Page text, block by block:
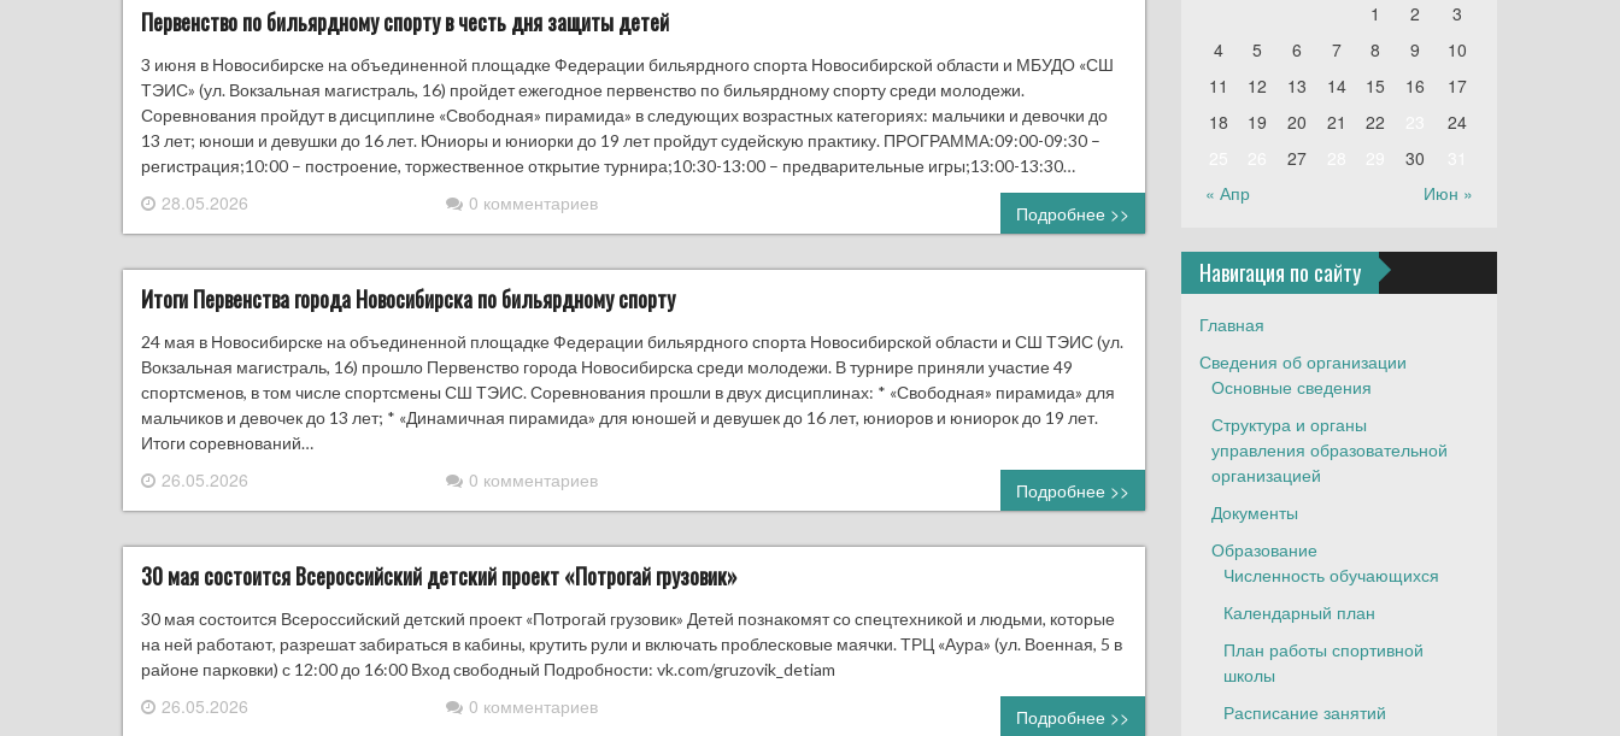
Первенство по бильярдному спорту в честь дня защиты детей
3 июня в Новосибирске на объединенной площадке Федерации бильярдного спорта Новосибирской области и МБУДО «СШ
ТЭИС» (ул. Вокзальная магистраль, 16) пройдет ежегодное первенство по бильярдному спорту среди молодежи.
Соревнования пройдут в дисциплине «Свободная» пирамида» в следующих возрастных категориях: мальчики и девочки до
13 лет; юноши и девушки до 16 лет. Юниоры и юниорки до 19 лет пройдут судейскую практику. ПРОГРАММА:09:00-09:30 –
регистрация;10:00 – построение, торжественное открытие турнира;10:30-13:00 – предварительные игры;13:00-13:30…
28.05.2026 0 комментариев Подробнее >>
Итоги Первенства города Новосибирска по бильярдному спорту
24 мая в Новосибирске на объединенной площадке Федерации бильярдного спорта Новосибирской области и СШ ТЭИС (ул.
Вокзальная магистраль, 16) прошло Первенство города Новосибирска среди молодежи. В турнире приняли участие 49
спортсменов, в том числе спортсмены СШ ТЭИС. Соревнования прошли в двух дисциплинах: * «Свободная» пирамида» для
мальчиков и девочек до 13 лет; * «Динамичная пирамида» для юношей и девушек до 16 лет, юниоров и юниорок до 19 лет.
Итоги соревнований…
26.05.2026 0 комментариев Подробнее >>
30 мая состоится Всероссийский детский проект «Потрогай грузовик»
30 мая состоится Всероссийский детский проект «Потрогай грузовик» Детей познакомят со спецтехникой и людьми, которые
на ней работают, разрешат забираться в кабины, крутить рули и включать проблесковые маячки. ТРЦ «Аура» (ул. Военная, 5 в
районе парковки) с 12:00 до 16:00 Вход свободный Подробности: vk.com/gruzovik_detiam
26.05.2026 0 комментариев Подробнее >>
« Апр Июн »
1 2
3
4
5 6 7 8 9
10
11
12 13 14 15 16
17
18
19 20 21 22
24
27 30
Навигация по сайту
Главная
Сведения об организации
Основные сведения
Структура и органы
управления образовательной
организацией
Документы
Образование
Численность обучающихся
Календарный план
План работы спортивной
школы
Расписание занятий